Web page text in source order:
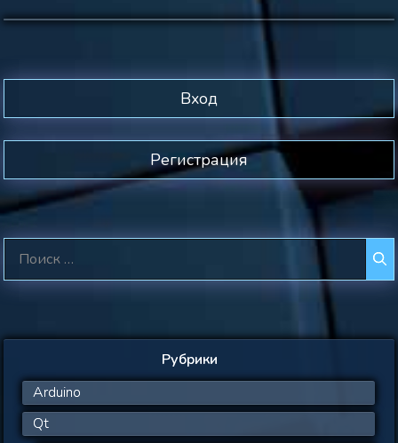
Вход
Регистрация
Рубрики
Arduino
Qt